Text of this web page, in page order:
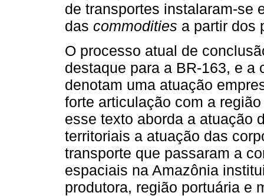
de transportes instalaram-se
das commodities a partir dos
O processo atual de
destaque para a BR-163, e
denotam uma atuação
forte articulação com a
esse texto aborda a atuação
territoriais a atuação das
transporte que passaram a
espaciais na Amazônia
produtora, região portuária e